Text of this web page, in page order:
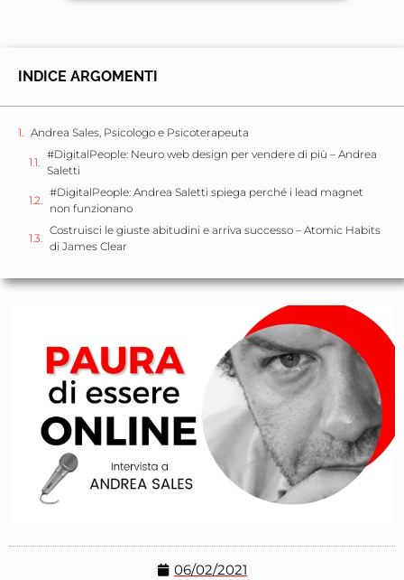
INDICE ARGOMENTI
Andrea Sales, Psicologo e Psicoterapeuta
#DigitalPeople: Neuro web design per vendere di più – Andrea
Saletti
#DigitalPeople: Andrea Saletti spiega perché i lead magnet
non funzionano
Costruisci le giuste abitudini e arriva successo – Atomic Habits
di James Clear
06/02/2021